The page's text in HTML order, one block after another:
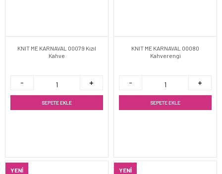
KNIT ME KARNAVAL 00079 Kızıl
Kahve
SEPETE EKLE
KNIT ME KARNAVAL 00080
Kahverengi
SEPETE EKLE
YENI YENI